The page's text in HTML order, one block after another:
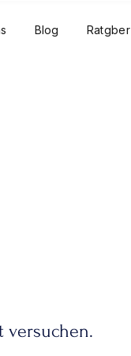
Blog Ratgber
versuchen.